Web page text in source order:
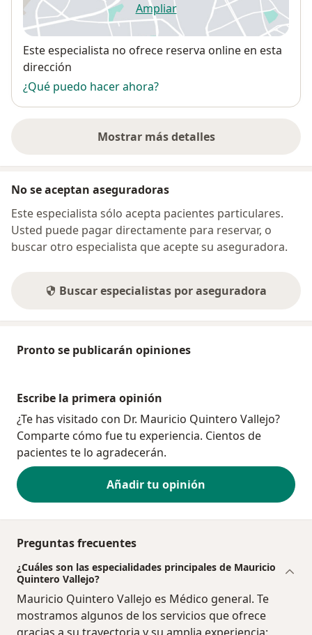
Ampliarse abre en una nueva
Disponibilidad
Este especialista no ofrece reserva online en esta
dirección
¿Qué puedo hacer ahora?
Mostrar más detalles
sobre la dirección
No se aceptan aseguradoras
Este especialista sólo acepta pacientes particulares.
Usted puede pagar directamente para reservar, o
buscar otro especialista que acepte su aseguradora.
Buscar especialistas por aseguradora
Pronto se publicarán opiniones
Escribe la primera opinión
¿Te has visitado con Dr. Mauricio Quintero Vallejo?
Comparte cómo fue tu experiencia. Cientos de
pacientes te lo agradecerán.
Añadir tu opinión
Preguntas frecuentes
¿Cuáles son las especialidades principales de Mauricio
Quintero Vallejo?
Mauricio Quintero Vallejo es Médico general. Te
mostramos algunos de los servicios que ofrece